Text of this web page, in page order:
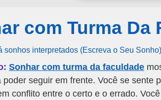
com Turma Da
sonhos interpretados (Escreva o Seu Sonho)
Sonhar com turma da faculdade
poder seguir em frente. Você se sente
conflito entre o certo e o errado.